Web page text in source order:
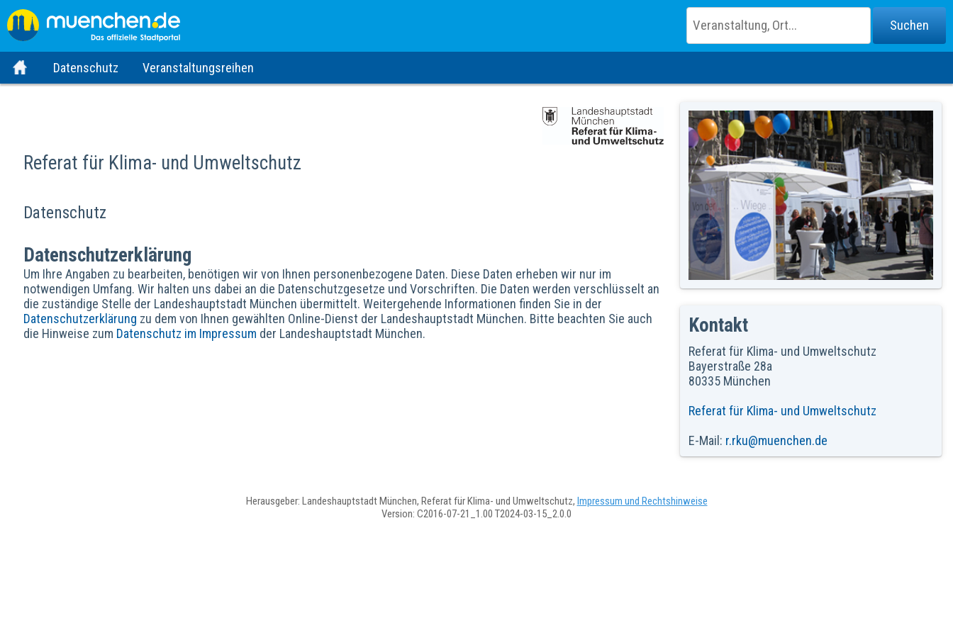
Datenschutz Veranstaltungsreihen
Referat für Klima- und Umweltschutz
Datenschutz
Datenschutzerklärung
Um Ihre Angaben zu bearbeiten, benötigen wir von Ihnen personenbezogene Daten. Diese Daten erheben wir nur im
notwendigen Umfang. Wir halten uns dabei an die Datenschutzgesetze und Vorschriften. Die Daten werden verschlüsselt an
die zuständige Stelle der Landeshauptstadt München übermittelt. Weitergehende Informationen finden Sie in der
Datenschutzerklärung zu dem von Ihnen gewählten Online-Dienst der Landeshauptstadt München. Bitte beachten Sie auch
die Hinweise zum Datenschutz im Impressum der Landeshauptstadt München. Kontakt
Referat für Klima- und Umweltschutz
Bayerstraße 28a
80335 München
Referat für Klima- und Umweltschutz
E-Mail: r.rku@muenchen.de
Herausgeber: Landeshauptstadt München, Referat für Klima- und Umweltschutz, Impressum und Rechtshinweise
Version: C2016-07-21_1.00 T2024-03-15_2.0.0